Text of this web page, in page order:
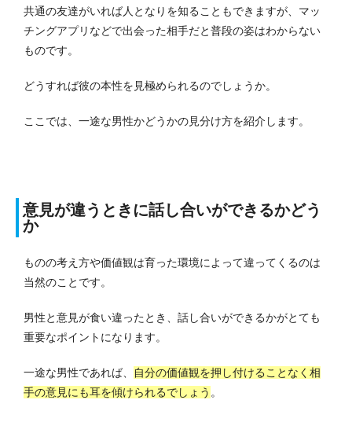
共通の友達がいれば人となりを知ることもできますが、マッ
チングアプリなどで出会った相手だと普段の姿はわからない
ものです。
どうすれば彼の本性を見極められるのでしょうか。
ここでは、一途な男性かどうかの見分け方を紹介します。
意見が違うときに話し合いができるかどう
か
ものの考え方や価値観は育った環境によって違ってくるのは
当然のことです。
男性と意見が食い違ったとき、話し合いができるかがとても
重要なポイントになります。
一途な男性であれば、
自分の価値観を押し付けることなく相
手の意見にも耳を傾けられるでしょう 。